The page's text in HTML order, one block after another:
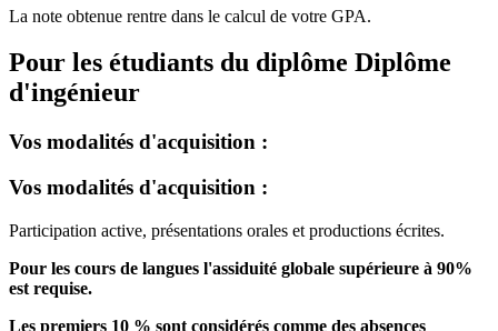
La note obtenue rentre dans le calcul de votre GPA.
Pour les étudiants du diplôme Diplôme
d'ingénieur
Vos modalités d'acquisition :
Vos modalités d'acquisition :
Participation active, présentations orales et productions écrites.
Pour les cours de langues l'assiduité globale supérieure à 90%
est requise.
Les premiers 10 % sont considérés comme des absences